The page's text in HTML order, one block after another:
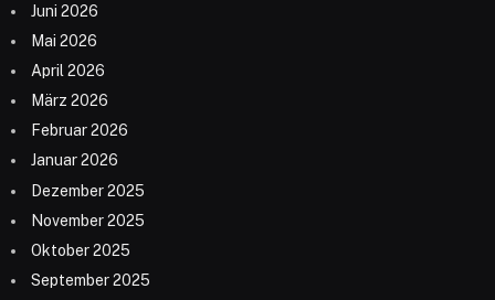
Juni 2026
Mai 2026
April 2026
März 2026
Februar 2026
Januar 2026
Dezember 2025
November 2025
Oktober 2025
September 2025